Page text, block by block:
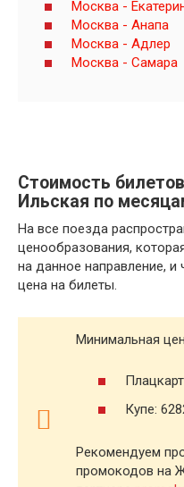
Москва -
Москва - Анапа
Москва - Адлер
Москва - Самара
Стоимость
Ильская по
На все поезда
ценообразования,
на данное направление,
цена на билеты.
Минимальная
Купе:
Рекомендуем
промокодов на